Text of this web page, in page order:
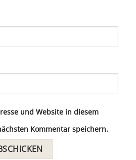
und Website in diesem
Kommentar speichern.